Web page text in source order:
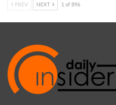
PREV NEXT 1 of 896